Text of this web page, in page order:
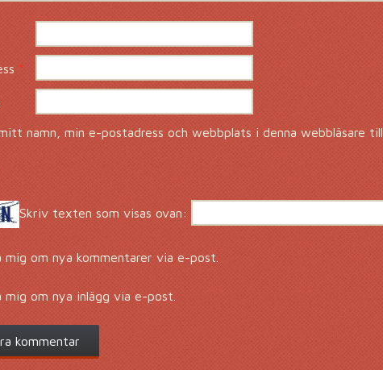
*
namn, min e-postadress och webbplats i denna webbläsare
Skriv texten som visas ovan:
mig om nya kommentarer via e-post.
mig om nya inlägg via e-post.